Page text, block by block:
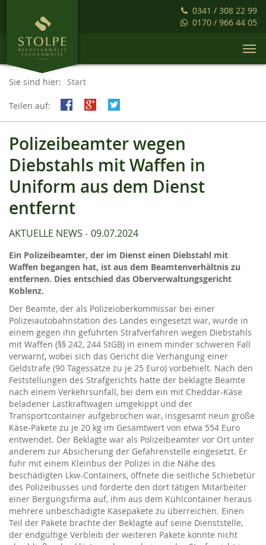
0341 / 308 22 99
0170 / 966 44 05
Sie sind hier:
Start
Teilen auf:
Polizeibeamter wegen
Diebstahls mit Waffen in
Uniform aus dem Dienst
entfernt
AKTUELLE NEWS 09.07.2024
Ein Polizeibeamter, der im Dienst einen Diebstahl mit
Waffen begangen hat, ist aus dem Beamtenverhältnis zu
entfernen. Dies entschied das Oberverwaltungsgericht
Koblenz.
Der Beamte, der als Polizeioberkommissar bei einer
Polizeiautobahnstation des Landes eingesetzt war, wurde in
einem gegen ihn geführten Strafverfahren wegen Diebstahls
mit Waffen (§§ 242, 244 StGB) in einem minder schweren Fall
verwarnt, wobei sich das Gericht die Verhängung einer
Geldstrafe (90 Tagessätze zu je 25 Euro) vorbehielt. Nach den
Feststellungen des Strafgerichts hatte der beklagte Beamte
nach einem Verkehrsunfall, bei dem ein mit Cheddar-Käse
beladener Lastkraftwagen umgekippt und der
Transportcontainer aufgebrochen war, insgesamt neun große
Käse-Pakete zu je 20 kg im Gesamtwert von etwa 554 Euro
entwendet. Der Beklagte war als Polizeibeamter vor Ort unter
anderem zur Absicherung der Gefahrenstelle eingesetzt. Er
fuhr mit einem Kleinbus der Polizei in die Nähe des
beschädigten Lkw-Containers, öffnete die seitliche Schiebetür
des Polizeibusses und forderte den dort tätigen Mitarbeiter
einer Bergungsfirma auf, ihm aus dem Kühlcontainer heraus
mehrere unbeschädigte Käsepakete zu überreichen. Einen
Teil der Pakete brachte der Beklagte auf seine Dienststelle,
der endgültige Verbleib der weiteren Pakete konnte nicht